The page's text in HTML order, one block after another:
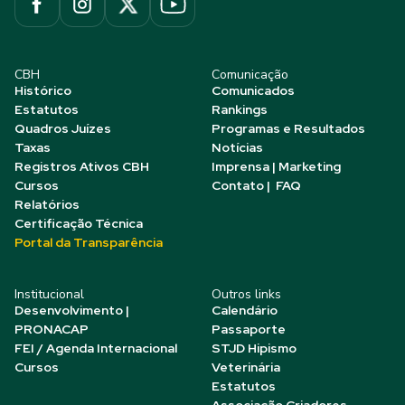
CBH
Histórico
Estatutos
Quadros Juízes
Taxas
Registros Ativos CBH
Cursos
Relatórios
Certificação Técnica
Portal da Transparência
Comunicação
Comunicados
Rankings
Programas e Resultados
Notícias
Imprensa | Marketing
Contato | FAQ
Institucional
Desenvolvimento |
PRONACAP
FEI / Agenda Internacional
Cursos
Outros links
Calendário
Passaporte
STJD Hipismo
Veterinária
Estatutos